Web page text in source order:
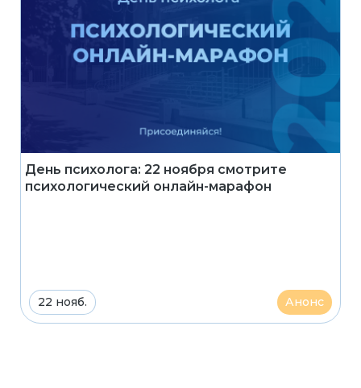
День психолога: 22 ноября смотрите
психологический онлайн-марафон
22 нояб. Анонс